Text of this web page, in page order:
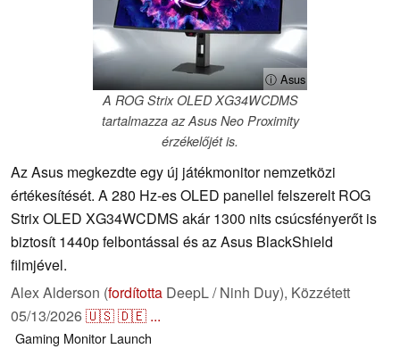
ⓘ Asus
A ROG Strix OLED XG34WCDMS
tartalmazza az Asus Neo Proximity
érzékelőjét is.
Az Asus megkezdte egy új játékmonitor nemzetközi
értékesítését. A 280 Hz-es OLED panellel felszerelt ROG
Strix OLED XG34WCDMS akár 1300 nits csúcsfényerőt is
biztosít 1440p felbontással és az Asus BlackShield
filmjével.
Alex Alderson (fordította DeepL / Ninh Duy), Közzétett
05/13/2026🇺🇸🇩🇪 ...
Gaming Monitor Launch